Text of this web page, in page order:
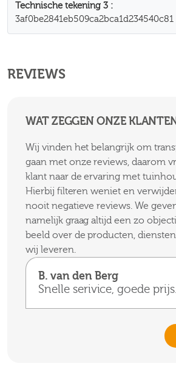
Technische tekening 3
3af0be2841eb509ca2bca1d234540c81
REVIEWS
WAT ZEGGEN ONZE
Wij vinden het belangrijk om
gaan met onze reviews, daarom
klant naar de ervaring met
Hierbij filteren weniet en
nooit negatieve reviews. We
namelijk graag altijd een zo
beeld over de producten,
wij leveren.
B. van den Berg
Snelle serivice, goede